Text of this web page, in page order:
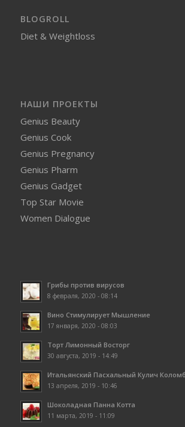
BLOGROLL
Diet & Weightloss
НАШИ ПРОЕКТЫ
Genius Beauty
Genius Cook
Genius Pregnancy
Genius Pharm
Genius Gadget
Top Star Movie
Women Dialogue
Грибы против вирусов
8 февраля, 2020 - 08:14
Вино Стимулирует Мышление
17 января, 2020 - 08:03
Торт Лимонный Восторг
30 августа, 2019 - 14:49
Итальянский Пасхальный Кулич
13 апреля, 2019 - 10:46
Шоколадная Панна Котта
11 марта, 2019 - 11:09